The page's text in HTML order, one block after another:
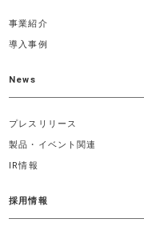
事業紹介
導入事例
News
プレスリリース
製品・イベント関連
IR情報
採用情報